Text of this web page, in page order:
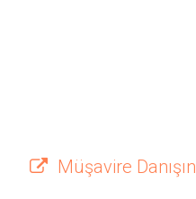
Müşavire Danışın